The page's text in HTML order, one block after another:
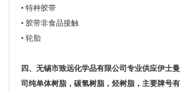
• 特种胶带
• 胶带非食品接触
• 轮胎
四、无锡市致远化学品有限公司专业供应伊士
司纯单体树脂，碳氢树脂，烃树脂，主要牌号有